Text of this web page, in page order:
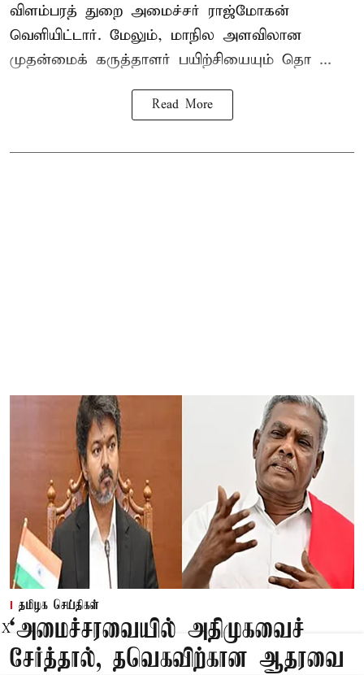
விளம்பரத் துறை அமைச்சர் ராஜ்மோகன்
வெளியிட்டார். மேலும், மாநில அளவிலான
முதன்மைக் கருத்தாளர் பயிற்சியையும் தொ ...
Read More
தமிழக செய்திகள்
‘அமைச்சரவையில் அதிமுகவைச்
சேர்த்தால், தவெகவிற்கான ஆதரவை
X